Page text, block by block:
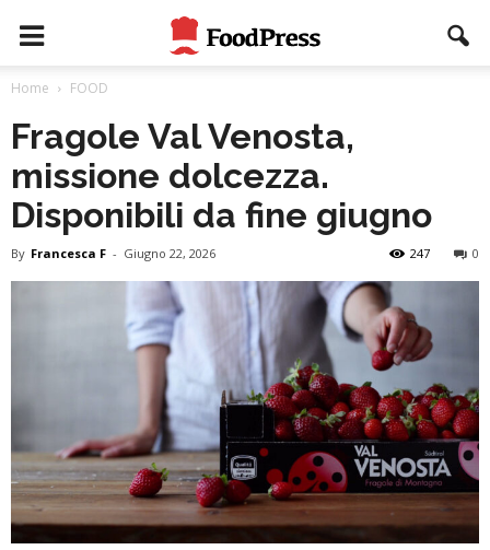
Home FOOD
Fragole Val Venosta,
missione dolcezza.
Disponibili da fine giugno
By Francesca F - Giugno 22, 2026 0
247